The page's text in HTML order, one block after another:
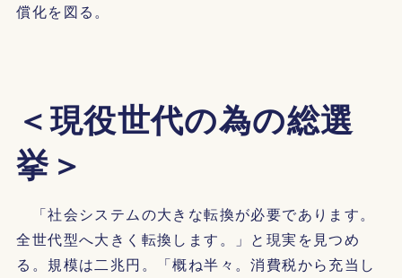
償化を図る。
＜現役世代の為の総選
挙＞
「社会システムの大きな転換が必要であります。
全世代型へ大きく転換します。」と現実を見つめ
る。規模は二兆円。「概ね半々。消費税から充当し